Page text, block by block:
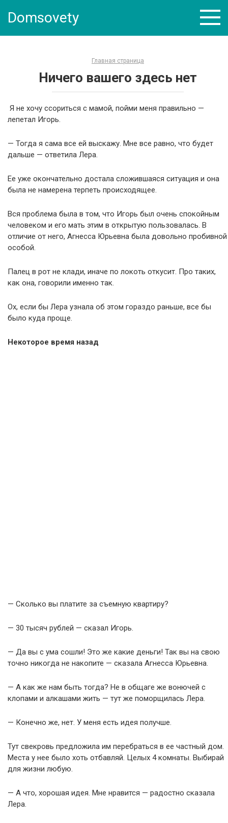
Domsovety
Главная страница
Ничего вашего здесь нет
Я не хочу ссориться с мамой, пойми меня правильно —
лепетал Игорь.
— Тогда я сама все ей выскажу. Мне все равно, что будет
дальше — ответила Лера.
Ее уже окончательно достала сложившаяся ситуация и она
была не намерена терпеть происходящее.
Вся проблема была в том, что Игорь был очень спокойным
человеком и его мать этим в открытую пользовалась. В
отличие от него, Агнесса Юрьевна была довольно пробивной
особой.
Палец в рот не клади, иначе по локоть откусит. Про таких,
как она, говорили именно так.
Ох, если бы Лера узнала об этом гораздо раньше, все бы
было куда проще.
Некоторое время назад
— Сколько вы платите за съемную квартиру?
— 30 тысяч рублей — сказал Игорь.
— Да вы с ума сошли! Это же какие деньги! Так вы на свою
точно никогда не накопите — сказала Агнесса Юрьевна.
— А как же нам быть тогда? Не в общаге же вонючей с
клопами и алкашами жить — тут же поморщилась Лера.
— Конечно же, нет. У меня есть идея получше.
Тут свекровь предложила им перебраться в ее частный дом.
Места у нее было хоть отбавляй. Целых 4 комнаты. Выбирай
для жизни любую.
— А что, хорошая идея. Мне нравится — радостно сказала
Лера.